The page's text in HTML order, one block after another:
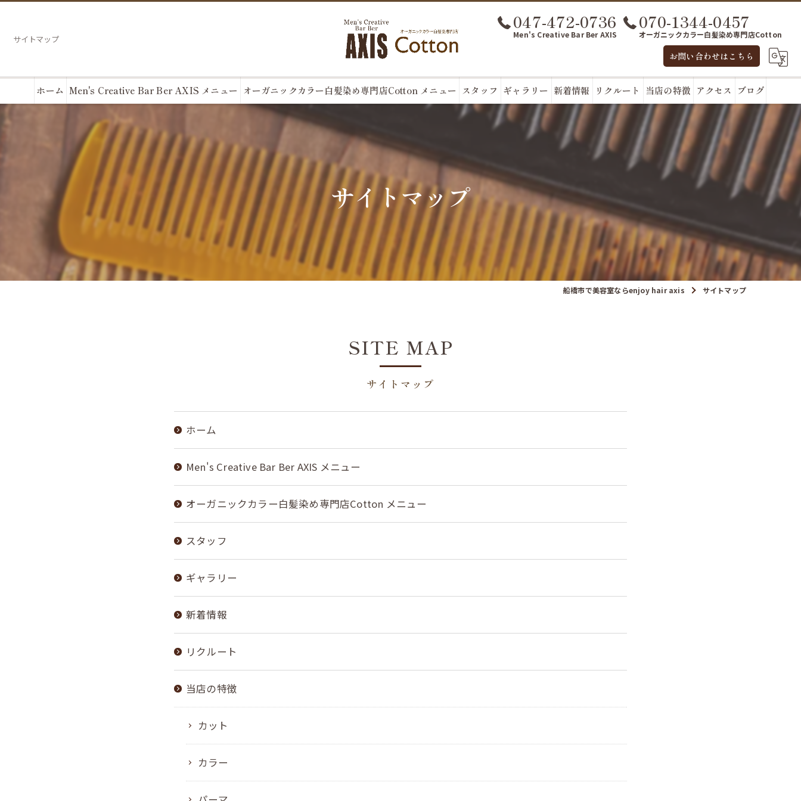
サイトマップ
047-472-0736
Men's Creative Bar Ber AXIS
070-1344-0457
オーガニックカラー白髪染め専門店Cotton
お問い合わせはこちら
ホーム Men's Creative Bar Ber AXIS メニュー オーガニックカラー白髪染め専門店Cotton メニュー スタッフ ギャラリー 新着情報 リクルート 当店の特徴
カット
カラー
シャンプー
アクセス
enjoy hair axis
enjoy beauty Cream
ブログ
サイトマップ
船橋市で美容室ならenjoy hair axis サイトマップ
サイトマップ
SITE MAP
ホーム
Men's Creative Bar Ber AXIS メニュー
オーガニックカラー白髪染め専門店Cotton メニュー
スタッフ
ギャラリー
新着情報
リクルート
当店の特徴
カット
カラー